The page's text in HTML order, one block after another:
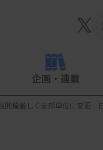
企画・連載
開催厳しく支部単位に変更